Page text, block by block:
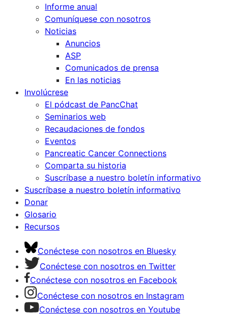
Informe anual
Comuníquese con nosotros
Noticias
Anuncios
ASP
Comunicados de prensa
En las noticias
Involúcrese
El pódcast de PancChat
Seminarios web
Recaudaciones de fondos
Eventos
Pancreatic Cancer Connections
Comparta su historia
Suscríbase a nuestro boletín informativo
Suscríbase a nuestro boletín informativo
Donar
Glosario
Recursos
Conéctese con nosotros en Bluesky
Conéctese con nosotros en Twitter
Conéctese con nosotros en Facebook
Conéctese con nosotros en Instagram
Conéctese con nosotros en Youtube